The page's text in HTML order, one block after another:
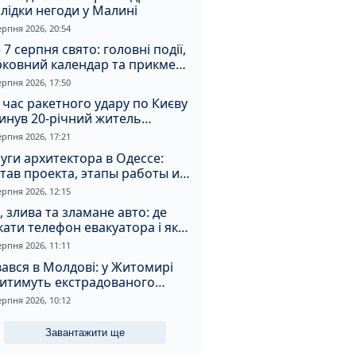
негоди у Малині
2026, 20:54
серпня свято: головні події,
календар та прикмети
2026, 17:50
час ракетного удару по Києву
20-річний житель
2026, 17:21
архитектора в Одессе:
проекта, этапы работы и
2026, 12:15
злива та зламане авто: де
телефон евакуатора і як
на аферистів
2026, 11:11
в Молдові: у Житомирі
екстрадованого
за сурогатний спирт і
грошей
2026, 10:12
Завантажити ще